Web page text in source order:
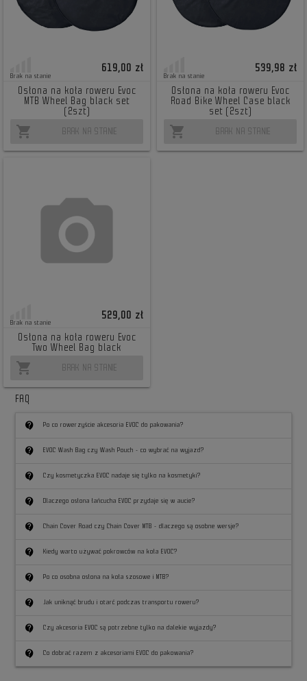
Brak na stanie
619,00 zł
Osłona na koła roweru Evoc
MTB Wheel Bag black set
(2szt)
shopping_cart BRAK NA STANIE
Brak na stanie
539,98 zł
Osłona na koła roweru Evoc
Road Bike Wheel Case black
set (2szt)
shopping_cart BRAK NA STANIE
Brak na stanie
529,00 zł
Osłona na koła roweru Evoc
Two Wheel Bag black
shopping_cart BRAK NA STANIE
FAQ
contact_support Po co rowerzyście akcesoria EVOC do pakowania?
contact_support EVOC Wash Bag czy Wash Pouch - co wybrać na wyjazd?
contact_support Czy kosmetyczka EVOC nadaje się tylko na kosmetyki?
contact_support Dlaczego osłona łańcucha EVOC przydaje się w aucie?
contact_support Chain Cover Road czy Chain Cover MTB - dlaczego są osobne wersje?
contact_support Kiedy warto używać pokrowców na koła EVOC?
contact_support Po co osobna osłona na koła szosowe i MTB?
contact_support Jak uniknąć brudu i otarć podczas transportu roweru?
contact_support Czy akcesoria EVOC są potrzebne tylko na dalekie wyjazdy?
contact_support Co dobrać razem z akcesoriami EVOC do pakowania?